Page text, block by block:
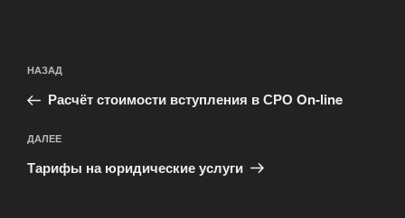
по
записям
Предыдущая
запись:
НАЗАД
Расчёт стоимости вступления в СРО On-line
Следующая
запись
ДАЛЕЕ
Тарифы на юридические услуги